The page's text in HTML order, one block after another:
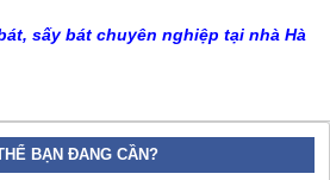
sấy bát chuyên nghiệp tại nhà Hà
BẠN ĐANG CẦN?